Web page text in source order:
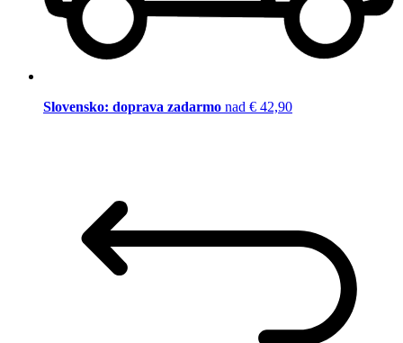
Slovensko: doprava zadarmo nad € 42,90